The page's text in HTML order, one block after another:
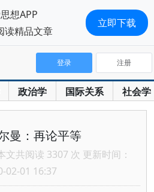
政治学 国际关系 社会学
登录 注册
曼：再论平等
文共阅读 3307 次 更新时间：
02-01 16:37
想APP
读精品文章
立即下载